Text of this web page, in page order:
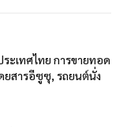
ะเทศไทย การขายทอด
ยสารอีซูซุ, รถยนต์นั่ง